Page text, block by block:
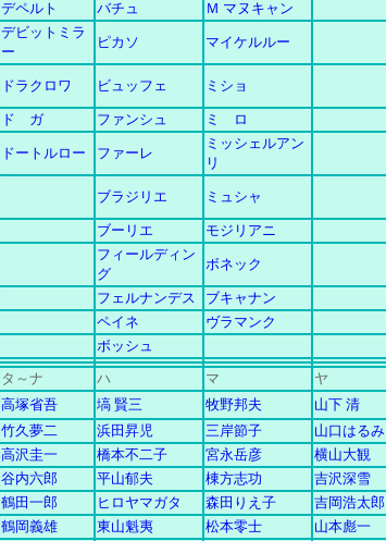
デペルト バチュ Ｍ マヌキャン
デビットミラ
ー
ピカソ マイケルルー
ドラクロワ ビュッフェ ミショ
ド ガ ファンシュ ミ ロ
ドートルロー ファーレ
ミッシェルアン
リ
ブラジリエ ミュシャ
ブーリエ モジリアニ
フィールディン
グ
ボネック
フェルナンデス ブキャナン
ペイネ ヴラマンク
ボッシュ
タ～ナ ハ マ ヤ
高塚省吾 塙 賢三 牧野邦夫 山下 清
竹久夢二 浜田昇児 三岸節子 山口はるみ
高沢圭一 橋本不二子 宮永岳彦 横山大観
谷内六郎 平山郁夫 棟方志功 吉沢深雪
鶴田一郎 ヒロヤマガタ 森田りえ子 吉岡浩太郎
鶴岡義雄 東山魁夷 松本零士 山本彪一